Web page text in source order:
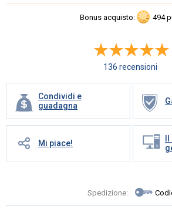
Bonus acquisto: 494
136 recensioni
Condividi e
guadagna
Mi piace!
Spedizione: